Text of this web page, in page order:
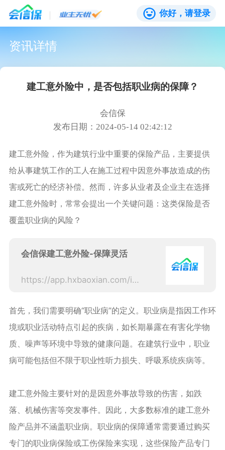
你好，请登录
资讯详情
建工意外险中，是否包括职业病的保障？
会信保
发布日期：2024-05-14 02:42:12
建工意外险，作为建筑行业中重要的保险产品，主要提供
给从事建筑工作的工人在施工过程中因意外事故造成的伤
害或死亡的经济补偿。然而，许多从业者及企业主在选择
建工意外险时，常常会提出一个关键问题：这类保险是否
覆盖职业病的风险？
会信保建工意外险-保障灵活
https://app.hxbaoxian.com/insurance?p=1&l=20&t=12&c=0&sourceType=web&sourceType=web
首先，我们需要明确“职业病”的定义。职业病是指因工作环
境或职业活动特点引起的疾病，如长期暴露在有害化学物
质、噪声等环境中导致的健康问题。在建筑行业中，职业
病可能包括但不限于职业性听力损失、呼吸系统疾病等。
建工意外险主要针对的是因意外事故导致的伤害，如跌
落、机械伤害等突发事件。因此，大多数标准的建工意外
险产品并不涵盖职业病。职业病的保障通常需要通过购买
专门的职业病保险或工伤保险来实现，这些保险产品专门